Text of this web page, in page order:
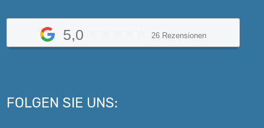
5,0 26 Rezensionen
FOLGEN SIE UNS: